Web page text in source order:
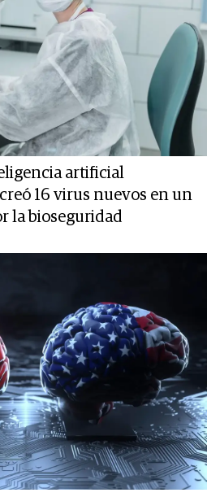
artificial
16 virus nuevos en un
la bioseguridad